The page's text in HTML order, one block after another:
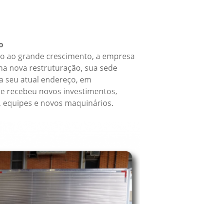
ao grande crescimento, a empresa
nova restruturação, sua sede
seu atual endereço, em
recebeu novos investimentos,
equipes e novos maquinários.